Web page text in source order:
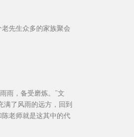
先生众多的家族聚会
雨，备受磨炼。“文
满了风雨的远方，回到
老师就是这其中的代